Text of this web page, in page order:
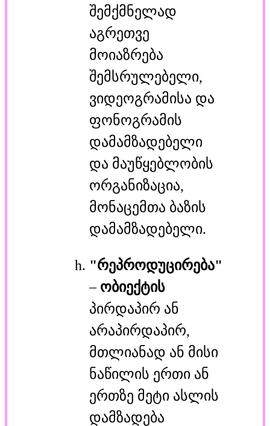
შემქმნელად
აგრეთვე
მოიაზრება
შემსრულებელი,
ვიდეოგრამისა და
ფონოგრამის
დამამზადებელი
და მაუწყებლობის
ორგანიზაცია,
მონაცემთა ბაზის
დამამზადებელი.
"რეპროდუცირება"
– ობიექტის
პირდაპირ ან
არაპირდაპირ,
მთლიანად ან მისი
ნაწილის ერთი ან
ერთზე მეტი ასლის
დამზადება